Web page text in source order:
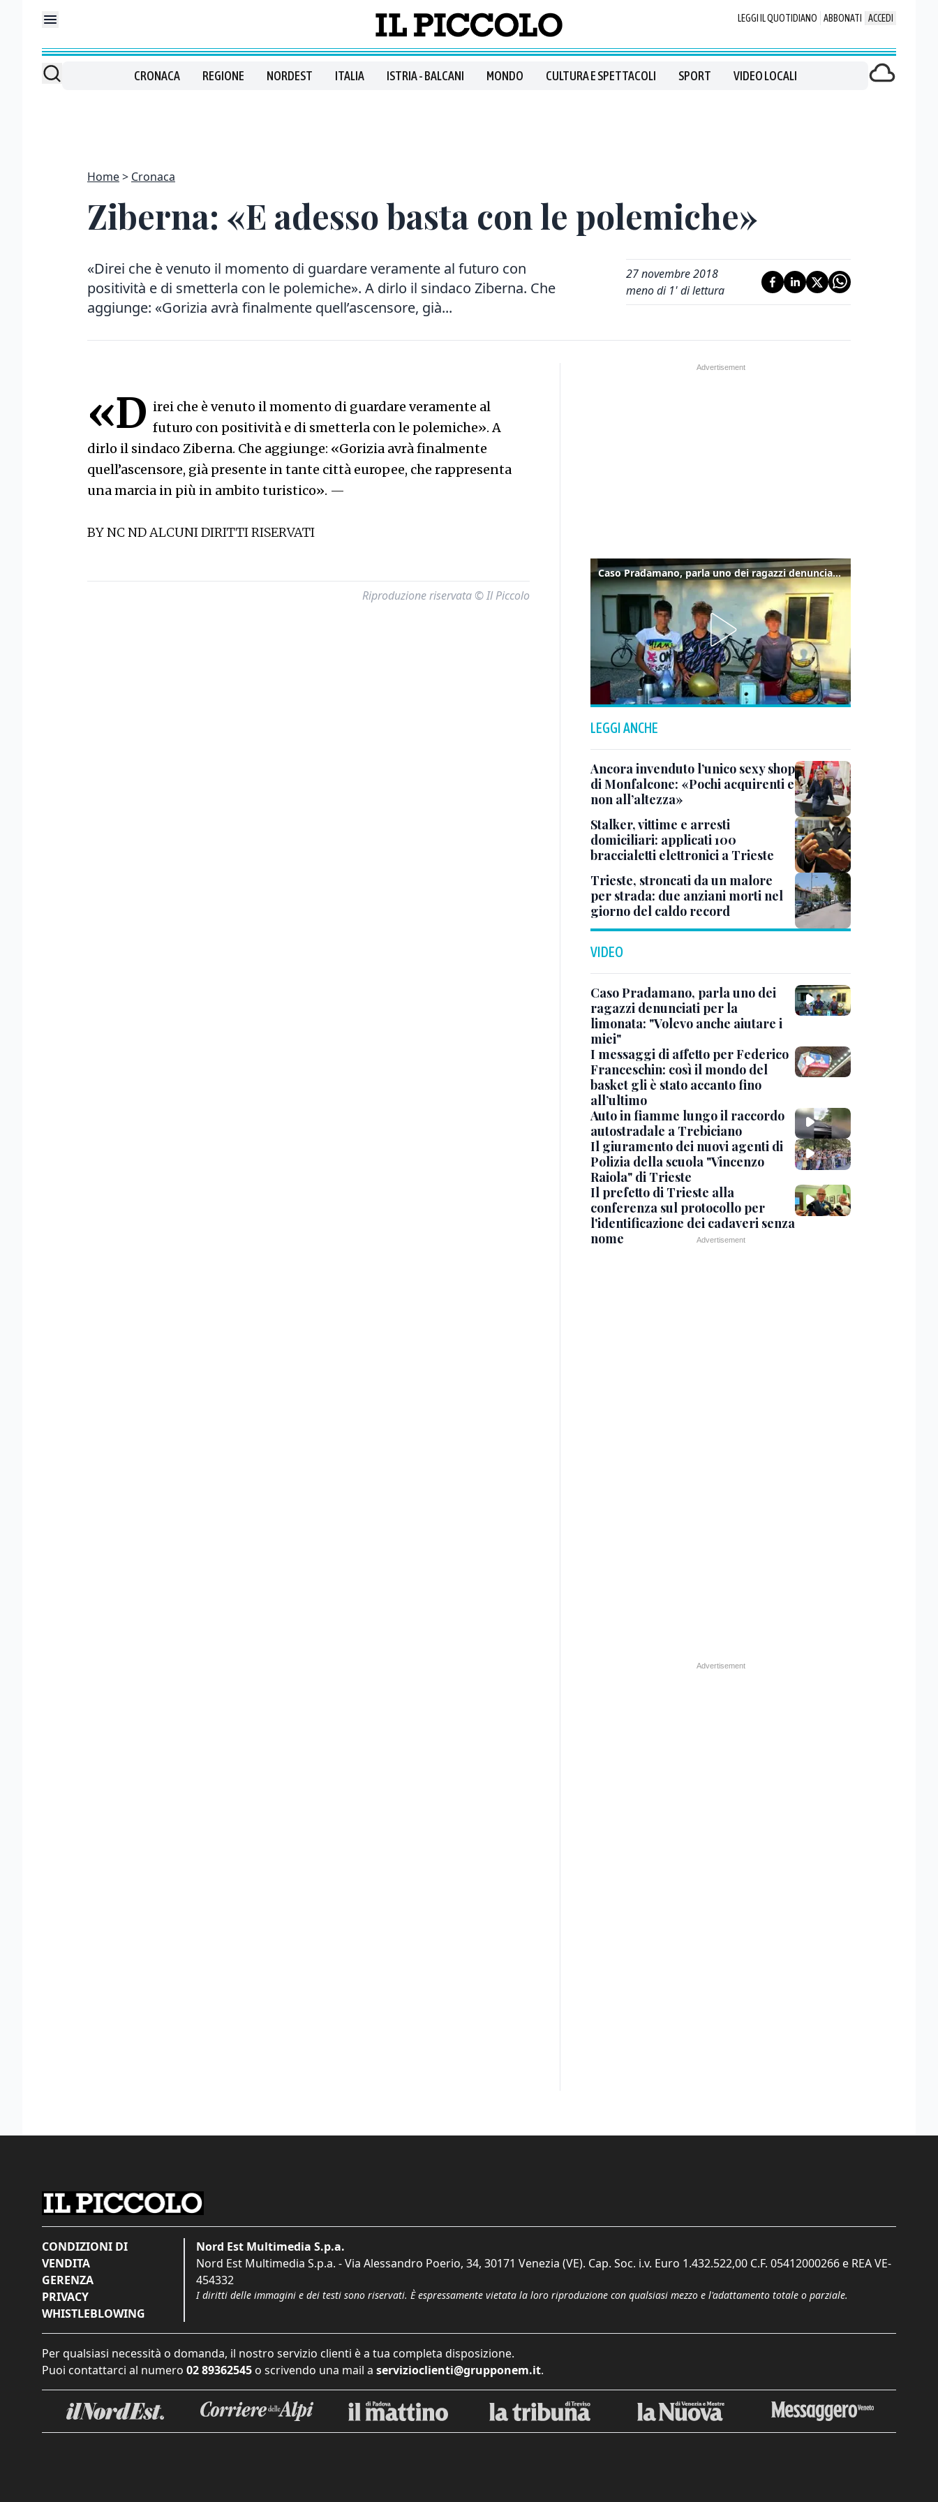
LEGGI IL QUOTIDIANO ABBONATI ACCEDI
CRONACA REGIONE NORDEST ITALIA ISTRIA - BALCANI MONDO CULTURA E SPETTACOLI SPORT VIDEO LOCALI
Home Cronaca
Ziberna: «E adesso basta con le polemiche»
«Direi che è venuto il momento di guardare veramente al futuro con
positività e di smetterla con le polemiche». A dirlo il sindaco Ziberna. Che
aggiunge: «Gorizia avrà finalmente quell’ascensore, già...
27 novembre 2018
meno di 1' di lettura
«D irei che è venuto il momento di guardare veramente al
futuro con positività e di smetterla con le polemiche». A
dirlo il sindaco Ziberna. Che aggiunge: «Gorizia avrà finalmente
quell’ascensore, già presente in tante città europee, che rappresenta
una marcia in più in ambito turistico». —
BY NC ND ALCUNI DIRITTI RISERVATI
Riproduzione riservata © Il Piccolo
Caso Pradamano, parla uno dei ragazzi denunciati per la limonata: "Volevo anche aiutare i miei"
LEGGI ANCHE
Ancora invenduto l’unico sexy shop
di Monfalcone: «Pochi acquirenti e
non all’altezza»
Stalker, vittime e arresti
domiciliari: applicati 100
braccialetti elettronici a Trieste
Trieste, stroncati da un malore
per strada: due anziani morti nel
giorno del caldo record
VIDEO
Caso Pradamano, parla uno dei
ragazzi denunciati per la
limonata: "Volevo anche aiutare i
miei"
I messaggi di affetto per Federico
Franceschin: così il mondo del
basket gli è stato accanto fino
all’ultimo
Auto in fiamme lungo il raccordo
autostradale a Trebiciano
Il giuramento dei nuovi agenti di
Polizia della scuola "Vincenzo
Raiola" di Trieste
Il prefetto di Trieste alla
conferenza sul protocollo per
l'identificazione dei cadaveri senza
nome
CONDIZIONI DI
VENDITA
GERENZA
PRIVACY
WHISTLEBLOWING
Nord Est Multimedia S.p.a.
Nord Est Multimedia S.p.a. - Via Alessandro Poerio, 34, 30171 Venezia (VE). Cap. Soc. i.v. Euro 1.432.522,00 C.F. 05412000266 e REA VE-
454332
I diritti delle immagini e dei testi sono riservati. È espressamente vietata la loro riproduzione con qualsiasi mezzo e l'adattamento totale o parziale.
Per qualsiasi necessità o domanda, il nostro servizio clienti è a tua completa disposizione.
Puoi contattarci al numero 02 89362545 o scrivendo una mail a servizioclienti@grupponem.it.